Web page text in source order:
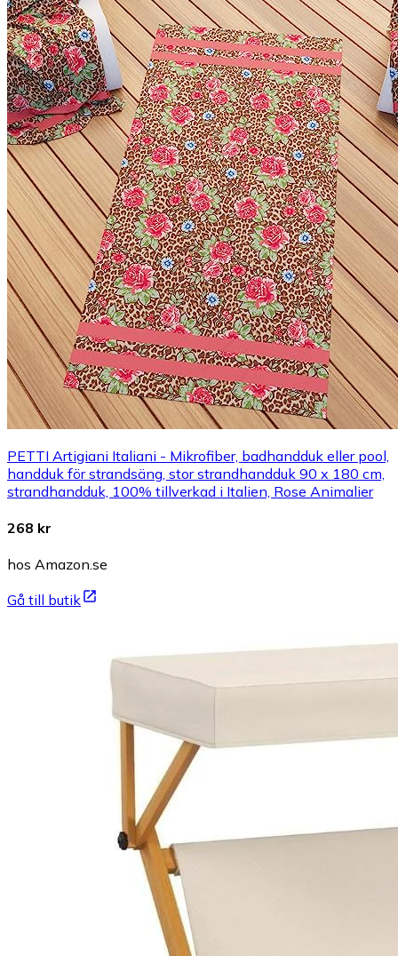
PETTI Artigiani Italiani - Mikrofiber, badhandduk eller pool,
handduk för strandsäng, stor strandhandduk 90 x 180 cm,
strandhandduk, 100% tillverkad i Italien, Rose Animalier
268 kr
hos Amazon.se
Gå till butik